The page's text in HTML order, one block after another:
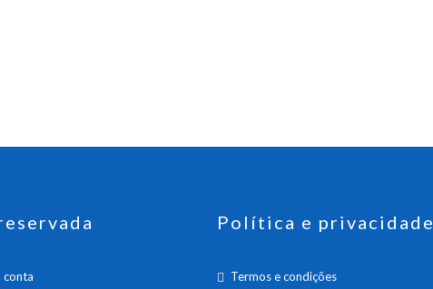
conta
Política e privacidade
Termos e condições